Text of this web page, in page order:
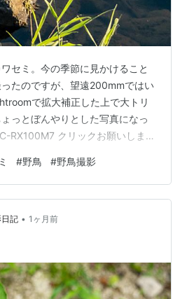
セミ。今の季節に見かけること
たのですが、望遠200mmではい
で拡大補正した上で大トリ
っとぼんやりとした写真になっ
RX100M7 クリックお願いします
#野鳥 #野鳥撮影
記 • 1ヶ月前